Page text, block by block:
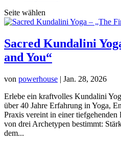
Seite wählen
Sacred Kundalini
and You“
von powerhouse | Jan. 28, 2026
Erlebe ein kraftvolles Kundalini
über 40 Jahre Erfahrung in Yoga,
Praxis vereint in einer
von drei Archetypen bestimmt:
dem...